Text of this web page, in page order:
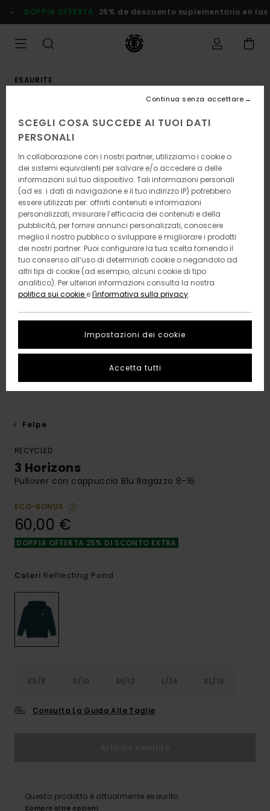
alle
informazioni
prodotto
DOPPIA OFFERTA 25% de descuento suplementario en las
ESAURITE
Felpe
RECYCLED
3 Horizons
Pullover con cappuccio Blu Ragazzo 8-16
ECO-BONUS
60,00 €
DOPPIA OFFERTA 25% DI SCONTO EXTRA
Colori Reflecting Pond
XS/8 S/10 M/12 L/14 XL/16
Consulta La Guida Alle Taglie
Questo prodotto è attualmente esaurito.
Compra altre opzioni
SCEGLI COSA SUCCEDE AI TUOI DATI
PERSONALI
In collaborazione con i nostri partner, utilizziamo i cookie o
dei sistemi equivalenti per salvare e/o accedere a delle
informazioni sul tuo dispositivo. Tali informazioni personali
(ad es. i dati di navigazione e il tuo indirizzo IP) potrebbero
essere utilizzati per: offrirti contenuti e informazioni
personalizzati, misurare l’efficacia dei contenuti e della
pubblicità, per fornire annunci personalizzati, conoscere
meglio il nostro pubblico o sviluppare e migliorare i prodotti
dei nostri partner. Puoi configurare la tua scelta fornendo il
tuo consenso all’uso di determinati cookie o negandolo ad
altri tipi di cookie (ad esempio, alcuni cookie di tipo
analitico). Per ulteriori informazioni consulta la nostra
politica sui cookie el'informativa sulla privacy.
Impostazioni dei cookie
Continua senza accettare
Accetta tutti